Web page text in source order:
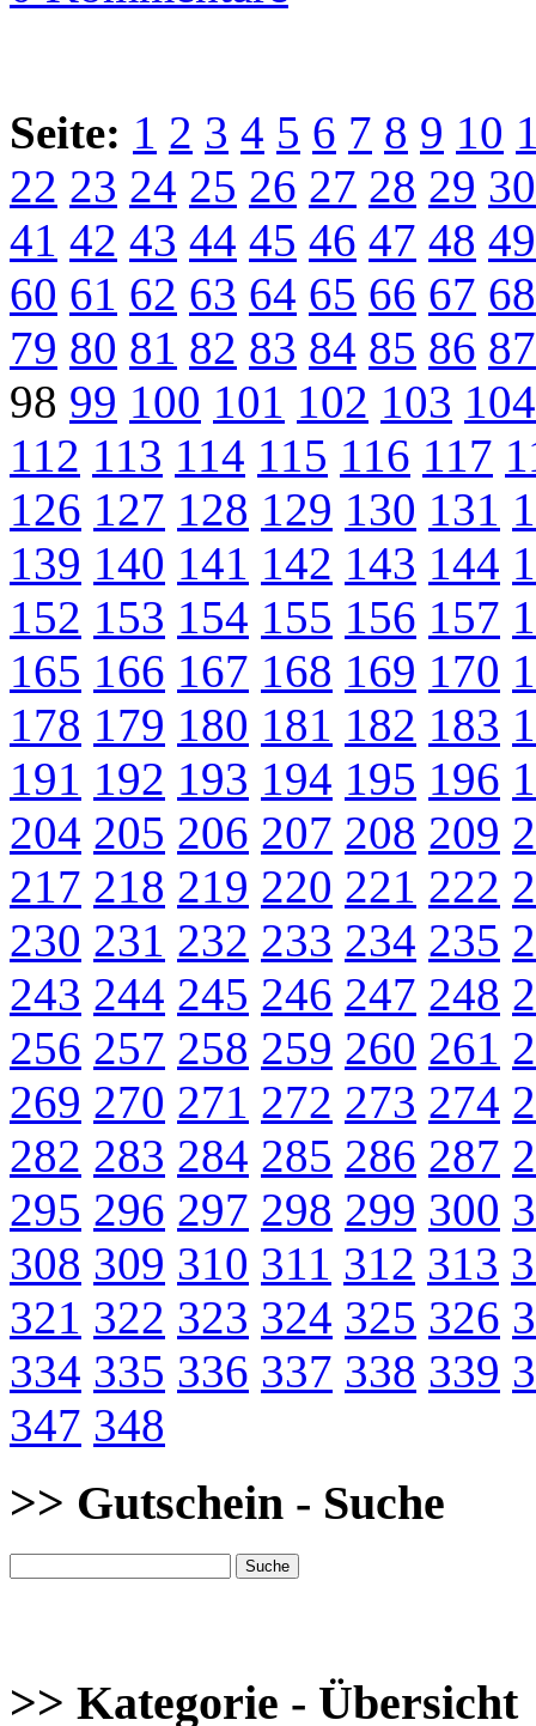
Seite: 1 2 3 4 5 6 7 8 9 10
22 23 24 25 26 27 28 29 30
41 42 43 44 45 46 47 48 49
60 61 62 63 64 65 66 67 68
79 80 81 82 83 84 85 86 87
98 99 100 101 102 103 104
112 113 114 115 116 117
126 127 128 129 130 131
139 140 141 142 143 144
152 153 154 155 156 157
165 166 167 168 169 170
178 179 180 181 182 183
191 192 193 194 195 196
204 205 206 207 208 209
217 218 219 220 221 222
230 231 232 233 234 235
243 244 245 246 247 248
256 257 258 259 260 261
269 270 271 272 273 274
282 283 284 285 286 287
295 296 297 298 299 300
308 309 310 311 312 313
321 322 323 324 325 326
334 335 336 337 338 339
347 348
>> Gutschein - Suche
>> Kategorie - Übersicht